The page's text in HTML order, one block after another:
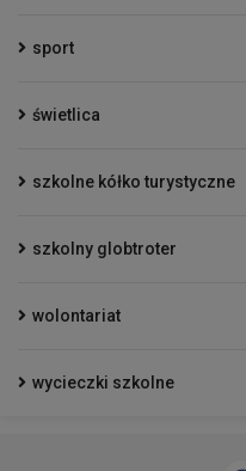
sport
świetlica
szkolne kółko turystyczne
szkolny globtroter
wolontariat
wycieczki szkolne